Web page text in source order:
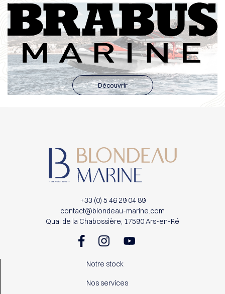
Découvrir
+33 (0) 5 46 29 04 89
contact@blondeau-marine.com
Quai de la Chabossière, 17590 Ars-en-Ré
Notre stock
Nos services